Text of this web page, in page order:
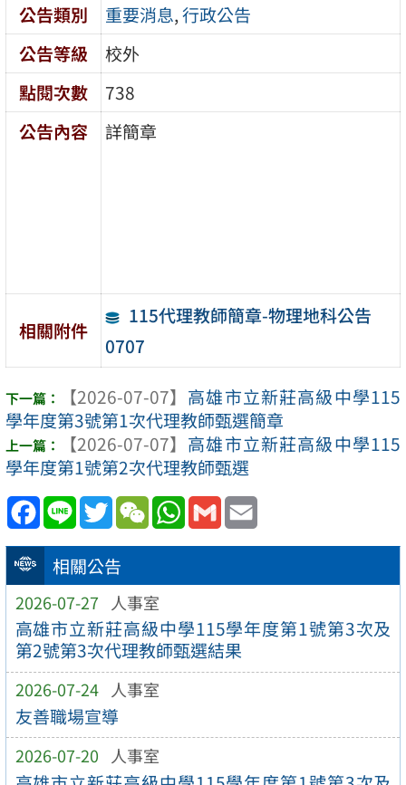
相關公告
2026-07-27 人事室
高雄市立新莊高級中學115學年度第1號第3次及
第2號第3次代理教師甄選結果
2026-07-24 人事室
友善職場宣導
2026-07-20 人事室
公告類別
重要消息,行政公告
公告等級
校外
點閱次數
738
公告內容
詳簡章
相關附件
115代理教師簡章-物理地科公告
0707
【2026-07-07】 高雄市立新莊高級中學115
學年度第3號第1次代理教師甄選簡章
【2026-07-07】 高雄市立新莊高級中學115
學年度第1號第2次代理教師甄選
Facebook
Line TwitterWeChatWhatsApp
Gmail